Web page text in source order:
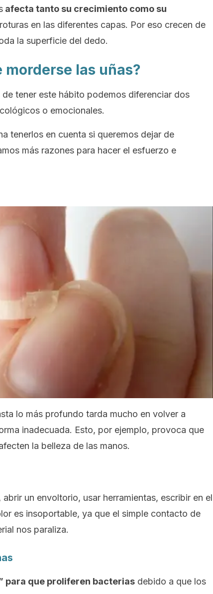
afecta tanto su crecimiento como su
en las diferentes capas. Por eso crecen de
la superficie del dedo.
morderse las uñas?
tener este hábito podemos diferenciar dos
o emocionales.
tenerlos en cuenta si queremos dejar de
más razones para hacer el esfuerzo e
lo más profundo tarda mucho en volver a
inadecuada. Esto, por ejemplo, provoca que
la belleza de las manos.
un envoltorio, usar herramientas, escribir en el
es insoportable, ya que el simple contacto de
nos paraliza.
para que proliferen bacterias debido a que los